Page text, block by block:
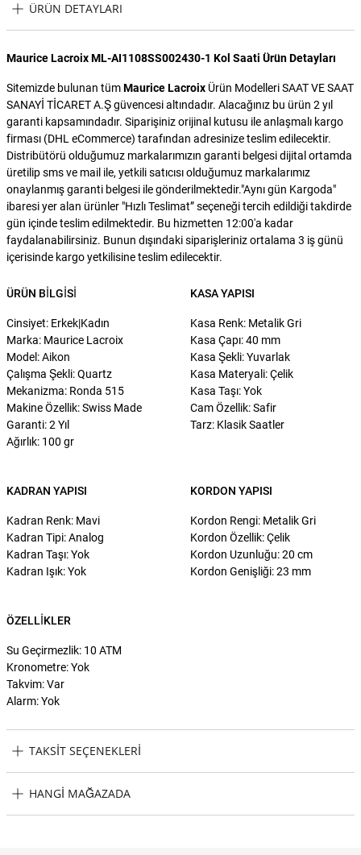
ÜRÜN DETAYLARI
Maurice Lacroix ML-AI1108SS002430-1 Kol Saati Ürün Detayları
Sitemizde bulunan tümMaurice Lacroix Ürün Modelleri SAAT VE SAAT
SANAYİ TİCARET A.Ş güvencesi altındadır. Alacağınız bu ürün 2 yıl
garanti kapsamındadır. Siparişiniz orijinal kutusu ile anlaşmalı kargo
firması (DHL eCommerce) tarafından adresinize teslim edilecektir.
Distribütörü olduğumuz markalarımızın garanti belgesi dijital ortamda
üretilip sms ve mail ile, yetkili satıcısı olduğumuz markalarımız
onaylanmış garanti belgesi ile gönderilmektedir."Aynı gün Kargoda"
ibaresi yer alan ürünler "Hızlı Teslimat” seçeneği tercih edildiği takdirde
gün içinde teslim edilmektedir. Bu hizmetten 12:00'a kadar
faydalanabilirsiniz. Bunun dışındaki siparişleriniz ortalama 3 iş günü
içerisinde kargo yetkilisine teslim edilecektir.
ÜRÜN BILGISI
Cinsiyet: Erkek|Kadın
Marka: Maurice Lacroix
Model: Aikon
Çalışma Şekli: Quartz
Mekanizma: Ronda 515
Makine Özellik: Swiss Made
Garanti: 2 Yıl
Ağırlık: 100 gr
KASA YAPISI
Kasa Renk: Metalik Gri
Kasa Çapı: 40 mm
Kasa Şekli: Yuvarlak
Kasa Materyali: Çelik
Kasa Taşı: Yok
Cam Özellik: Safir
Tarz: Klasik Saatler
KADRAN YAPISI
Kadran Renk: Mavi
Kadran Tipi: Analog
Kadran Taşı: Yok
Kadran Işık: Yok
KORDON YAPISI
Kordon Rengi: Metalik Gri
Kordon Özellik: Çelik
Kordon Uzunluğu: 20 cm
Kordon Genişliği: 23 mm
ÖZELLIKLER
Su Geçirmezlik: 10 ATM
Kronometre: Yok
Takvim: Var
Alarm: Yok
TAKSIT SEÇENEKLERI
Seçenekleri
HANGI MAĞAZADA